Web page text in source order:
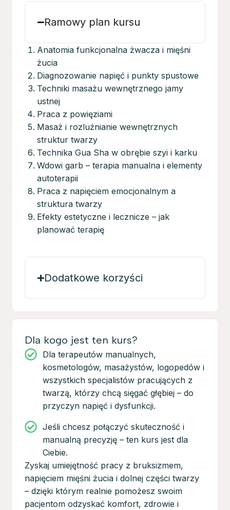
Ramowy plan kursu
Anatomia funkcjonalna żwacza i mięśni
żucia
Diagnozowanie napięć i punkty spustowe
Techniki masażu wewnętrznego jamy
ustnej
Praca z powięziami
Masaż i rozluźnianie wewnętrznych
struktur twarzy
Technika Gua Sha w obrębie szyi i karku
Wdowi garb – terapia manualna i elementy
autoterapii
Praca z napięciem emocjonalnym a
struktura twarzy
Efekty estetyczne i lecznicze – jak
planować terapię
Dodatkowe korzyści
Dla kogo jest ten kurs?
Dla terapeutów manualnych,
kosmetologów, masażystów, logopedów i
wszystkich specjalistów pracujących z
twarzą, którzy chcą sięgać głębiej – do
przyczyn napięć i dysfunkcji.
Jeśli chcesz połączyć skuteczność i
manualną precyzję – ten kurs jest dla
Ciebie.
Zyskaj umiejętność pracy z bruksizmem,
napięciem mięśni żucia i dolnej części twarzy
– dzięki którym realnie pomożesz swoim
pacjentom odzyskać komfort, zdrowie i